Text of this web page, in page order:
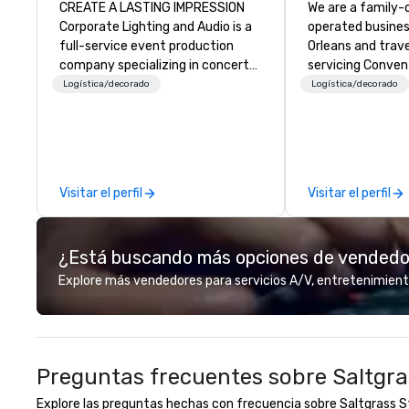
CREATE A LASTING IMPRESSION
Corporate Lighting and Audio is a
full-service event production
company specializing in concerts,
conferences, conventions,
make lasting impressions on
audiences.
Logística/decorado
Visitar el perfil
We are a family-
operated
Orleans and
servicing
shows. Tradeshows and events
success.
location we can
need when you
Conferences,
conventions,
meetings, and
specialty. For
combined years
outstanding
events we have
Logística/decorado
Visitar el perfil
¿Está buscando más opciones de
Explore más vendedores para servicios A/V,
Preguntas frecuentes sobre
Explore las preguntas hechas con frecuencia sobre Saltgrass